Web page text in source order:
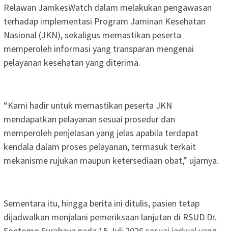
Relawan JamkesWatch dalam melakukan pengawasan
terhadap implementasi Program Jaminan Kesehatan
Nasional (JKN), sekaligus memastikan peserta
memperoleh informasi yang transparan mengenai
pelayanan kesehatan yang diterima.
“Kami hadir untuk memastikan peserta JKN
mendapatkan pelayanan sesuai prosedur dan
memperoleh penjelasan yang jelas apabila terdapat
kendala dalam proses pelayanan, termasuk terkait
mekanisme rujukan maupun ketersediaan obat,” ujarnya.
Sementara itu, hingga berita ini ditulis, pasien tetap
dijadwalkan menjalani pemeriksaan lanjutan di RSUD Dr.